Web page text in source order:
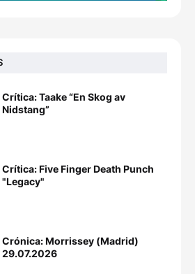
Crítica: Taake “En Skog av
Nidstang”
Crítica: Five Finger Death Punch
"Legacy"
Crónica: Morrissey (Madrid)
29.07.2026